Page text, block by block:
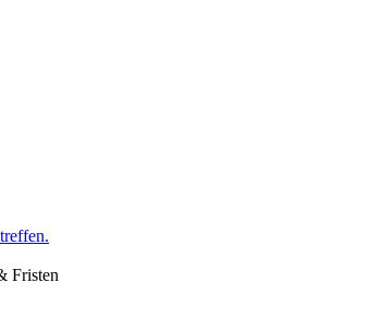
Fristen